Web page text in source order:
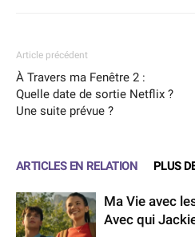
Article précédent
À Travers ma Fenêtre 2 :
Quelle date de sortie Netflix ?
Une suite prévue ?
ARTICLES EN RELATION PLUS
Ma Vie avec
Avec qui